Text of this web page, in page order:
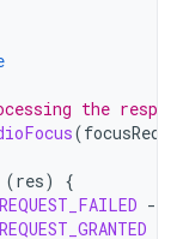
the
(
(res)
{
-